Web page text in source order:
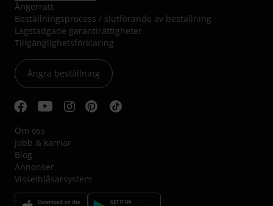
Ångerrätt
Beställningsprocess / slutförande av beställning
Lagstadgade garantirättigheter
Tillgänglighetsförklaring
Ångra beställning
Om oss
Jobb & karriär
Blog
Annonser
Visselblåsarsystem